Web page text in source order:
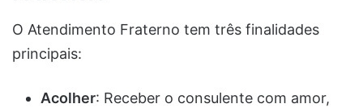
O Atendimento Fraterno tem três finalidades
principais:
Acolher: Receber o consulente com amor,